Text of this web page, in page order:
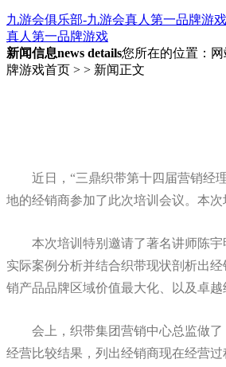
九游会俱乐部-九游会真人第一品牌游戏
真人第一品牌游戏
新闻信息news details您所在的位置：
牌游戏首页 > > 新闻正文
近日， “三鼎织带第十四届营销经
地的经销商参加了此次培训会议。本
本次培训特别邀请了著名讲师陈
实际案例分析并结合织带现状剖析出
销产品品牌区域价值最大化、以及卓越
会上，织带集团营销中心总监做了
经营比较结果，列出经销商现在经营